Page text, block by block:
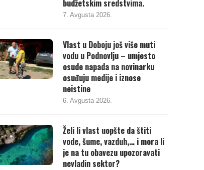
budžetskim sredstvima.
7. Avgusta 2026.
Vlast u Doboju još više muti
vodu u Podnovlju – umjesto
osude napada na novinarku
osuđuju medije i iznose
neistine
6. Avgusta 2026.
Želi li vlast uopšte da štiti
vode, šume, vazduh,… i mora li
je na tu obavezu upozoravati
nevladin sektor?